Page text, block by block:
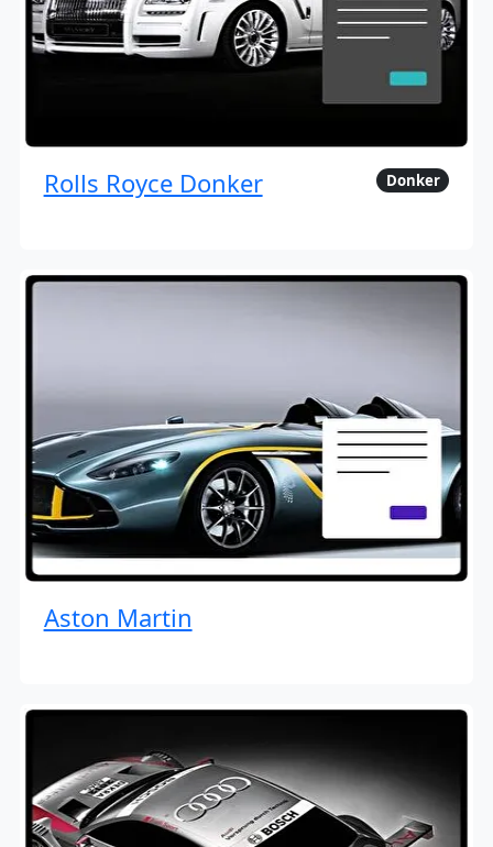
Rolls Royce Donker Donker
Aston Martin